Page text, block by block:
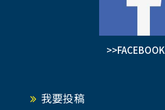
>>FACEBOOK
我要投稿